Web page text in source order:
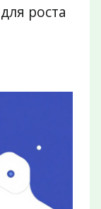
роста